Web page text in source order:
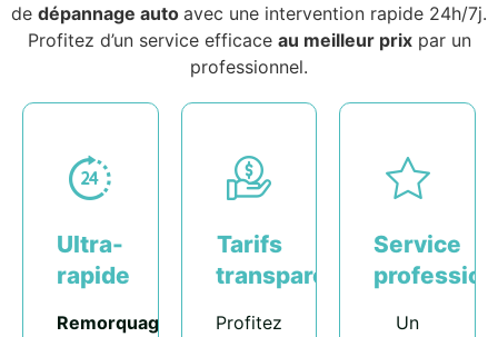
de dépannage auto avec une intervention rapide 24h/7j.
Profitez d’un service efficace au meilleur prixpar un
professionnel.
Ultra-
rapide
Remorquage
Tarifs
transparents
Profitez
Service
Un